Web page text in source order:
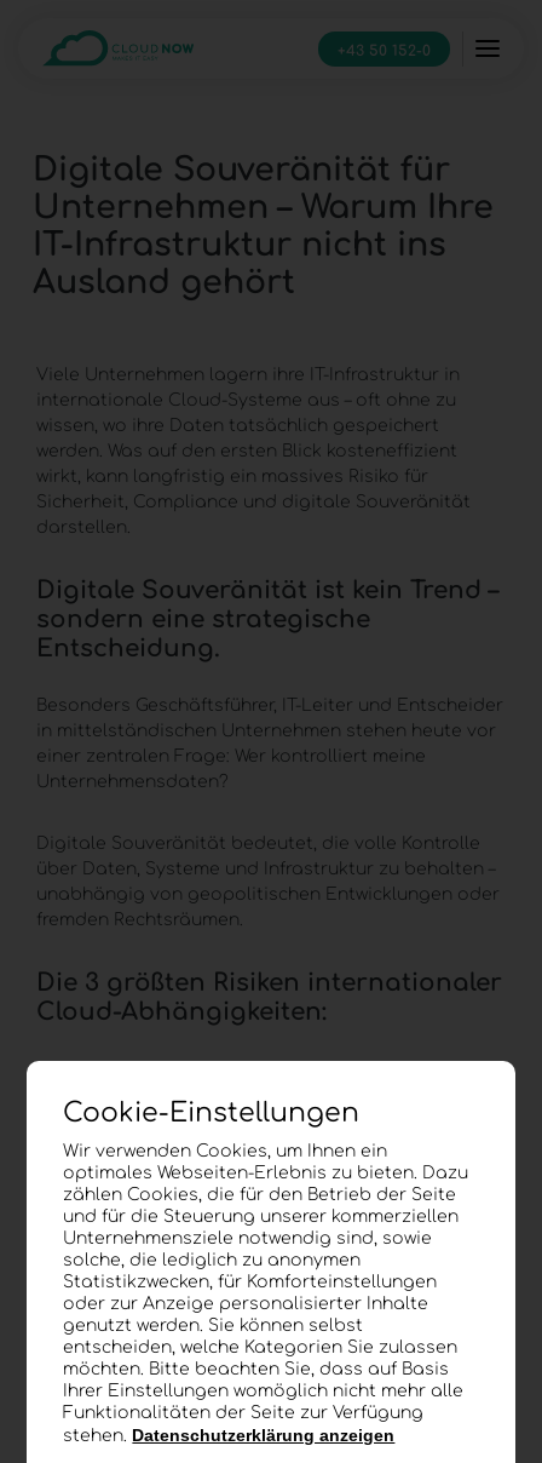
+43 50 152-0
Digitale Souveränität für
Unternehmen – Warum Ihre
IT-Infrastruktur nicht ins
Ausland gehört
Viele Unternehmen lagern ihre IT-Infrastruktur in
internationale Cloud-Systeme aus – oft ohne zu
wissen, wo ihre Daten tatsächlich gespeichert
werden. Was auf den ersten Blick kosteneffizient
wirkt, kann langfristig ein massives Risiko für
Sicherheit, Compliance und digitale Souveränität
darstellen.
Digitale Souveränität ist kein Trend –
sondern eine strategische
Entscheidung.
Besonders Geschäftsführer, IT-Leiter und Entscheider
in mittelständischen Unternehmen stehen heute vor
einer zentralen Frage: Wer kontrolliert meine
Unternehmensdaten?
Digitale Souveränität bedeutet, die volle Kontrolle
über Daten, Systeme und Infrastruktur zu behalten –
unabhängig von geopolitischen Entwicklungen oder
fremden Rechtsräumen.
Die 3 größten Risiken internationaler
Cloud-Abhängigkeiten:
auch wenn sie physisch in Europa gespeichert
sind.
Abhängigkeit von Konzernen: Preisstrukturen,
Vertragsbedingungen oder Services können sich
kurzfristig ändern.
Kontrollverlust über Infrastruktur
über Backup-Strategien, Sicherheitsarchitektur
und Redundanz fehlt häufig.
Für KMU, Industrieunternehmen und Organisationen
Cookie-Einstellungen
Wir verwenden Cookies, um Ihnen ein
optimales Webseiten-Erlebnis zu bieten. Dazu
zählen Cookies, die für den Betrieb der Seite
und für die Steuerung unserer kommerziellen
Unternehmensziele notwendig sind, sowie
solche, die lediglich zu anonymen
Statistikzwecken, für Komforteinstellungen
oder zur Anzeige personalisierter Inhalte
genutzt werden. Sie können selbst
entscheiden, welche Kategorien Sie zulassen
möchten. Bitte beachten Sie, dass auf Basis
Ihrer Einstellungen womöglich nicht mehr alle
Funktionalitäten der Seite zur Verfügung
stehen. Datenschutzerklärung anzeigen